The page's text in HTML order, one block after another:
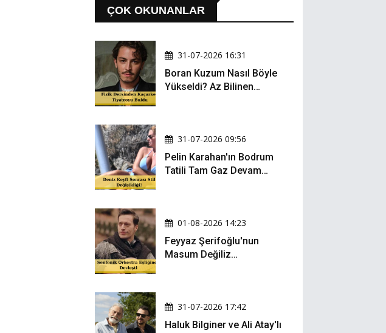
ÇOK OKUNANLAR
31-07-2026 16:31
Boran Kuzum Nasıl Böyle
Yükseldi? Az Bilinen
31-07-2026 09:56
Pelin Karahan'ın Bodrum
Tatili Tam Gaz Devam
01-08-2026 14:23
Feyyaz Şerifoğlu'nun
Masum Değiliz
31-07-2026 17:42
Haluk Bilginer ve Ali Atay'lı